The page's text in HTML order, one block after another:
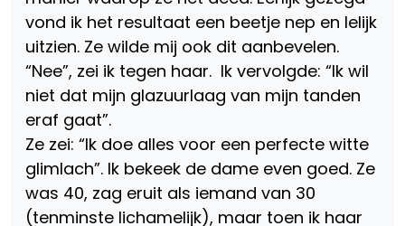
vond ik het resultaat een beetje nep en lelijk
uitzien. Ze wilde mij ook dit aanbevelen.
“Nee”, zei ik tegen haar. Ik vervolgde: “Ik wil
niet dat mijn glazuurlaag van mijn tanden
eraf gaat”.
Ze zei: “Ik doe alles voor een perfecte witte
glimlach”. Ik bekeek de dame even goed. Ze
was 40, zag eruit als iemand van 30
(tenminste lichamelijk), maar toen ik haar